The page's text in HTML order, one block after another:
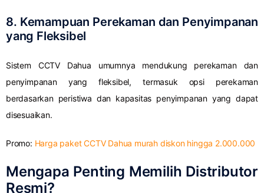
8. Kemampuan Perekaman dan Penyimpanan
yang Fleksibel
Sistem CCTV Dahua umumnya mendukung perekaman dan
penyimpanan yang fleksibel, termasuk opsi perekaman
berdasarkan peristiwa dan kapasitas penyimpanan yang dapat
disesuaikan.
Promo: Harga paket CCTV Dahua murah diskon hingga 2.000.000
Mengapa Penting Memilih Distributor
Resmi?